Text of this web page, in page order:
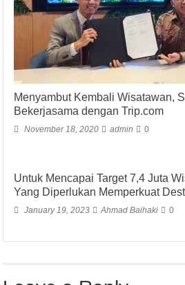
Menyambut Kembali Wisatawan,
Bekerjasama dengan Trip.com
November 18, 2020 admin 0
Untuk Mencapai Target 7,4 Juta
Yang Diperlukan Memperkuat
January 19, 2023 Ahmad Baihaki 0